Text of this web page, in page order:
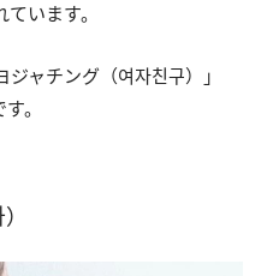
います。
ャチング（여자친구）」
。